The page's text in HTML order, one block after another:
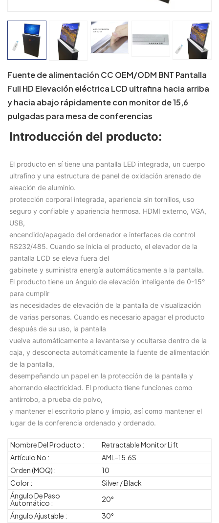
Fuente de alimentación CC OEM/ODM BNT Pantalla
Full HD Elevación eléctrica LCD ultrafina hacia arriba
y hacia abajo rápidamente con monitor de 15,6
pulgadas para mesa de conferencias
Introducción del producto:
El producto en sí tiene una pantalla LED integrada, un cuerpo
ultrafino y una estructura de panel de oxidación arenado de
aleación de aluminio.
protección corporal integrada, apariencia sin tornillos, uso
seguro y confiable y apariencia hermosa. HDMI externo, VGA,
USB,
encendido/apagado del ordenador e interfaces de control
RS232/485. Cuando se inicia el producto, el elevador de la
pantalla LCD se eleva fuera del
gabinete y suministra energía automáticamente a la pantalla.
El producto tiene un ángulo de elevación inteligente de 0-15°
para cumplir
las necesidades de elevación de la pantalla de visualización
de varias personas. Cuando es necesario apagar el producto
después de su uso, la pantalla
vuelve automáticamente a levantarse y ocultarse dentro de la
caja, y desconecta automáticamente la fuente de alimentación
de la pantalla,
desempeñando un papel en la protección de la pantalla y
ahorrando electricidad. El producto tiene funciones como
antirrobo, a prueba de polvo,
y mantener el escritorio plano y limpio, así como mantener el
lugar de la conferencia ordenado y ordenado.
Nombre Del Producto :
Retractable Monitor Lift
Artículo No :
AML-15.6S
Orden (MOQ) :
10
Color :
Silver / Black
Ángulo De Paso
Automático :
20°
Ángulo Ajustable :
30°